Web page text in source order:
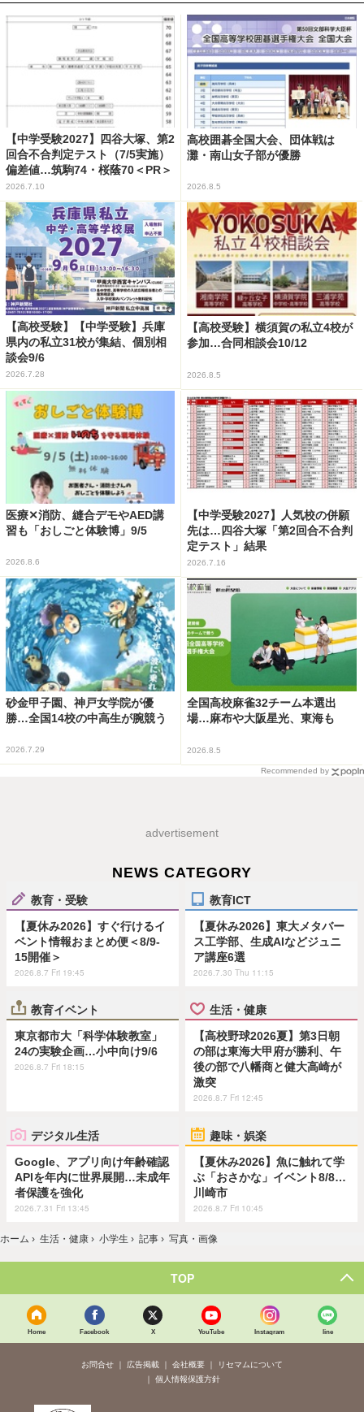
【中学受験2027】四谷大塚、第2
回合不合判定テスト（7/5実施）
偏差値…筑駒74・桜蔭70＜PR＞
2026.7.10
高校囲碁全国大会、団体戦は
灘・南山女子部が優勝
2026.8.5
【高校受験】【中学受験】兵庫
県内の私立31校が集結、個別相
談会9/6
2026.7.28
【高校受験】横須賀の私立4校が
参加…合同相談会10/12
2026.8.5
医療✕消防、縫合デモやAED講
習も「おしごと体験博」9/5
2026.8.6
【中学受験2027】人気校の併願
先は…四谷大塚「第2回合不合判
定テスト」結果
2026.7.16
砂金甲子園、神戸女学院が優
勝…全国14校の中高生が腕競う
2026.7.29
全国高校麻雀32チーム本選出
場…麻布や大阪星光、東海も
2026.8.5
Recommended by
advertisement
NEWS CATEGORY
教育・受験
【夏休み2026】すぐ行けるイ
ベント情報おまとめ便＜8/9-
15開催＞
2026.8.7 Fri 19:45
教育ICT
【夏休み2026】東大メタバー
ス工学部、生成AIなどジュニ
ア講座6選
2026.7.30 Thu 11:15
教育イベント
東京都市大「科学体験教室」
24の実験企画…小中向け9/6
2026.8.7 Fri 18:15
生活・健康
【高校野球2026夏】第3日朝
の部は東海大甲府が勝利、午
後の部で八幡商と健大高崎が
激突
2026.8.7 Fri 12:45
デジタル生活
Google、アプリ向け年齢確認
APIを年内に世界展開…未成年
者保護を強化
2026.7.31 Fri 13:45
趣味・娯楽
【夏休み2026】魚に触れて学
ぶ「おさかな」イベント8/8…
川崎市
2026.8.7 Fri 10:45
ホーム › 生活・健康 › 小学生 › 記事 › 写真・画像
TOP
Home Facebook X YouTube Instagram line
お問合せ 広告掲載 会社概要
リセマムについて
個人情報保護方針